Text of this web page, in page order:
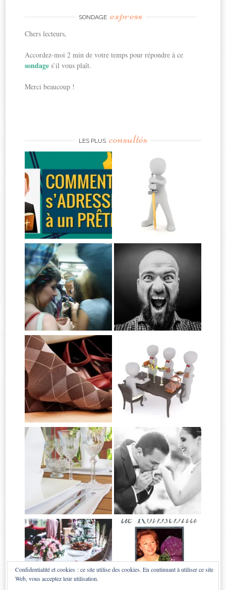
SONDAGE express
Chers lecteurs,
Accordez-moi 2 min de votre temps pour répondre à ce
sondages’il vous plaît.
Merci beaucoup !
LES PLUS consultés
Confidentialité et cookies : ce site utilise des cookies. En continuant à utiliser ce site
Web, vous acceptez leur utilisation.